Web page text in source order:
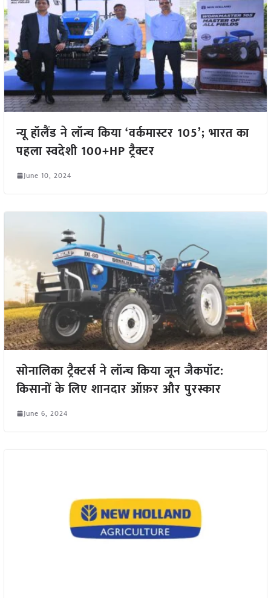
न्यू हॉलैंड ने लॉन्च किया ‘वर्कमास्टर 105’; भारत का
पहला स्वदेशी 100+HP ट्रैक्टर
June 10, 2024
सोनालिका ट्रैक्टर्स ने लॉन्च किया जून जैकपॉट:
किसानों के लिए शानदार ऑफ़र और पुरस्कार
June 6, 2024